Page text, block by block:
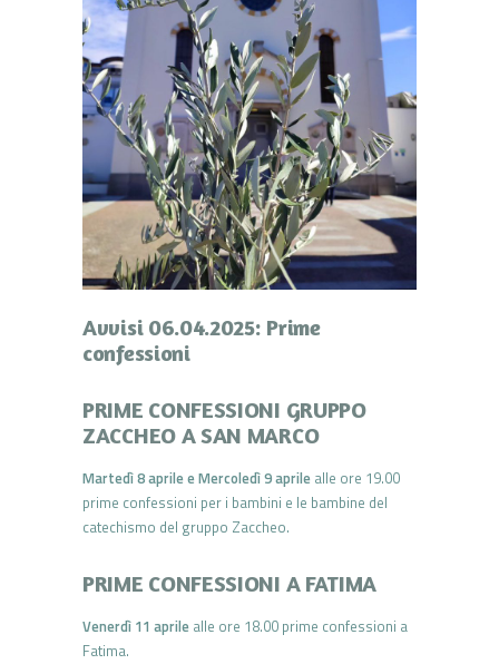
Avvisi 06.04.2025: Prime
confessioni
PRIME CONFESSIONI GRUPPO
ZACCHEO A SAN MARCO
Martedì 8 aprile e Mercoledì 9 aprile alle ore 19.00
prime confessioni per i bambini e le bambine del
catechismo del gruppo Zaccheo.
PRIME CONFESSIONI A FATIMA
Venerdì 11 aprile alle ore 18.00 prime confessioni a
Fatima.